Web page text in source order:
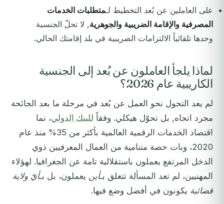
على العاملين عن بُعد التخطيط لـمتطلبات الخدمات
المصرفية والإقامة الضريبية والجوهرية, لا تحلّ الجنسية
وحدها تلقائياً الالتزامات الضريبية في بلد إقامتك الحالي.
لماذا يلجأ العاملون عن بُعد إلى الجنسية
الكاريبية عام 2026؟
لم يعد التحول نحو العمل عن بُعد في مرحلة ما بعد الجائحة
مجرد اتجاه, بل تحوّل هيكلي. وفقاً للبنك الدولي، نما
اقتصاد الخدمات الرقمية العالمية بأكثر من 35% منذ عام
2020، وبات حصة متنامية من العمال المعرفيين ذوي
الدخل المرتفع يعملون باستقلالية تامة عن الجغرافيا. لهؤلاء
المهنيين، لم تعد المسألة تتعلق بـأين يعملون، بل بـأيّ ولاية
قضائية يكونون في أفضل وضع فيها.